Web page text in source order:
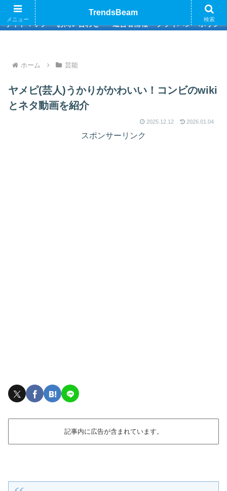
巷のトレンド情報をお届けいたします
サイトマップ お問い合わせ 運営者情報 プライバシーポリシー
ホーム 芸能
ヤメピ(芸人)うかりがかわいい！コンビのwiki
とネタ動画を紹介
2025.12.12 2026.01.04
スポンサーリンク
記事内に広告が含まれています。
メニュー
TrendsBeam
検索